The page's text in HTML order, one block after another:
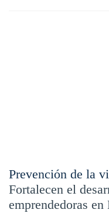
Prevención de la
Fortalecen el
emprendedoras en